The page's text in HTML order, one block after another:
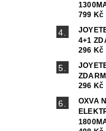
799 Kč
4+1
296 Kč
296 Kč
OXVA